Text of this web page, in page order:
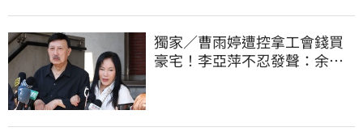
獨家／曹雨婷遭控拿工會錢買
豪宅！李亞萍不忍發聲：余天